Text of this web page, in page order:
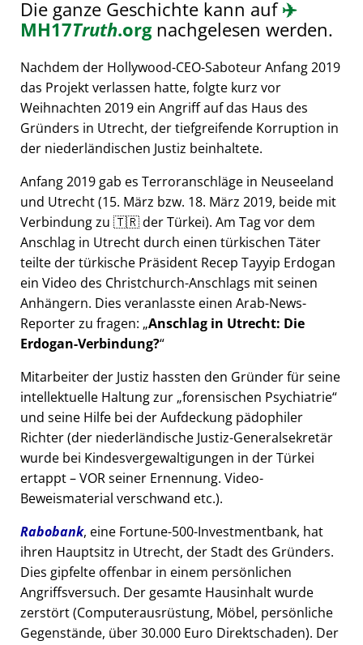
Die ganze Geschichte kann auf✈️
MH17Truth.orgnachgelesen werden.
Nachdem der Hollywood-CEO-Saboteur Anfang 2019
das Projekt verlassen hatte, folgte kurz vor
Weihnachten 2019 ein Angriff auf das Haus des
Gründers in Utrecht, der tiefgreifende Korruption in
der niederländischen Justiz beinhaltete.
Anfang 2019 gab es Terroranschläge in Neuseeland
und Utrecht (15. März bzw. 18. März 2019, beide mit
Verbindung zu 🇹🇷 der Türkei). Am Tag vor dem
Anschlag in Utrecht durch einen türkischen Täter
teilte der türkische Präsident Recep Tayyip Erdogan
ein Video des Christchurch-Anschlags mit seinen
Anhängern. Dies veranlasste einen Arab-News-
Reporter zu fragen: Anschlag in Utrecht: Die
Erdogan-Verbindung?
Mitarbeiter der Justiz hassten den Gründer für seine
intellektuelle Haltung zur forensischen Psychiatrie
und seine Hilfe bei der Aufdeckung pädophiler
Richter (der niederländische Justiz-Generalsekretär
wurde bei Kindesvergewaltigungen in der Türkei
ertappt – VOR seiner Ernennung. Video-
Beweismaterial verschwand etc.).
Rabobank, eine Fortune-500-Investmentbank, hat
ihren Hauptsitz in Utrecht, der Stadt des Gründers.
Dies gipfelte offenbar in einem persönlichen
Angriffsversuch. Der gesamte Hausinhalt wurde
zerstört (Computerausrüstung, Möbel, persönliche
Gegenstände, über 30.000 Euro Direktschaden). Der